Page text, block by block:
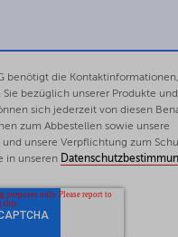
benötigt die
bezüglich unserer Produkte
sich jederzeit von diesen
zum Abbestellen sowie unsere
unsere Verpflichtung zum
in unseren